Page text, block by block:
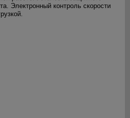
Электронный контроль скорости